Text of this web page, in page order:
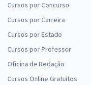
Cursos por Concurso
Cursos por Carreira
Cursos por Estado
Cursos por Professor
Oficina de Redação
Cursos Online Gratuitos